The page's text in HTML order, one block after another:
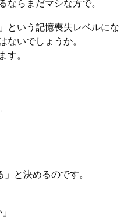
ならまだマシな方で。
という記憶喪失レベルにな
ないでしょうか。
す。
と決めるのです。